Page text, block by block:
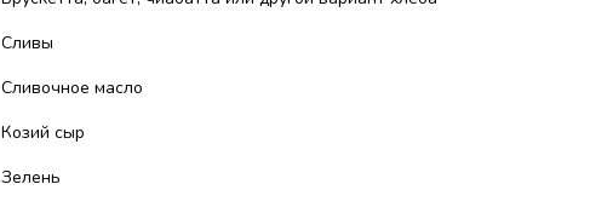
Сливы
Сливочное масло
Козий сыр
Зелень